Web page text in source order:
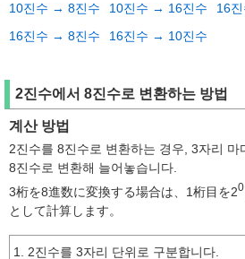
10진수 → 8진수
10진수 → 16진수
16
16진수 → 8진수
16진수 → 10진수
2진수에서 8진수로 변환하는 방법
계산 방법
2진수를 8진수로 변환하는 경우, 3자리
8진수로 변환해 늘어놓습니다.
3桁を8進数に変換する場合は、1桁目を20
として計算します。
1. 2진수를 3자리 단위로 구분합니다.